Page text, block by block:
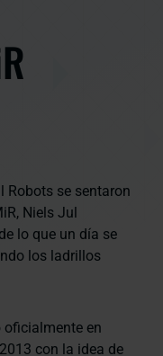
Robots se sentaron
Niels Jul
lo que un día se
los ladrillos
en
con la idea de